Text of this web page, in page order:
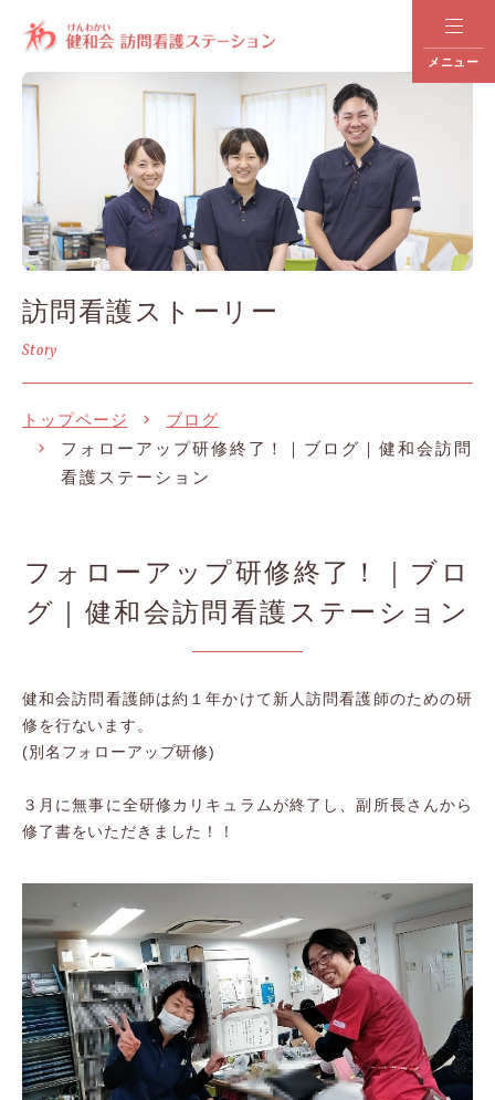
メニュー
訪問看護ストーリー
Story
トップページ
ブログ
フォローアップ研修終了！｜ブログ｜健和会訪問
看護ステーション
フォローアップ研修終了！｜ブロ
グ｜健和会訪問看護ステーション
健和会訪問看護師は約１年かけて新人訪問看護師のための研
修を行ないます。
(別名フォローアップ研修)
３月に無事に全研修カリキュラムが終了し、副所長さんから
修了書をいただきました！！